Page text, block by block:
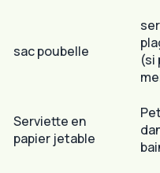
sac poubelle
(si
Serviette en
papier jetable